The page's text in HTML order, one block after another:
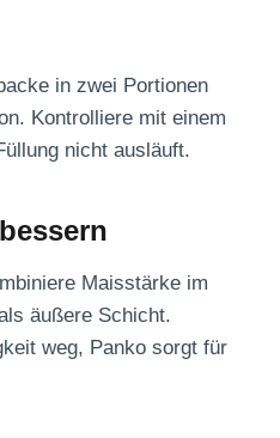
in zwei Portionen
Kontrolliere mit einem
nicht ausläuft.
Maisstärke im
äußere Schicht.
weg, Panko sorgt für